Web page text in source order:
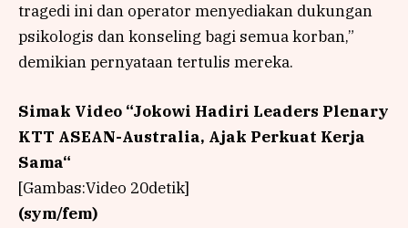
tragedi ini dan operator menyediakan dukungan
psikologis dan konseling bagi semua korban,”
demikian pernyataan tertulis mereka.
Simak Video “Jokowi Hadiri Leaders Plenary
KTT ASEAN-Australia, Ajak Perkuat Kerja
Sama“
[Gambas:Video 20detik]
(sym/fem)